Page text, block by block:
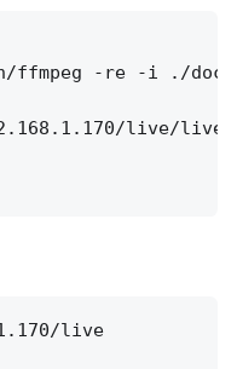
ffmpeg -re -i ./
live/
live